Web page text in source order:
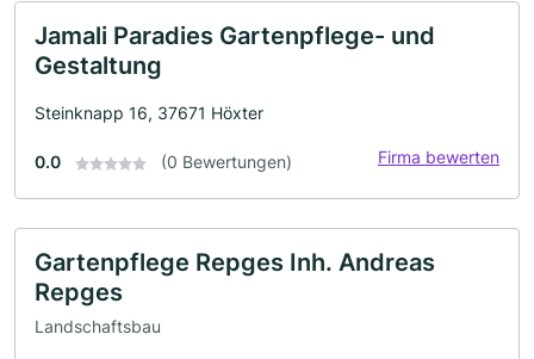
Jamali Paradies Gartenpflege- und
Gestaltung
Steinknapp 16, 37671 Höxter
0.0 (0 Bewertungen) Firma bewerten
Gartenpflege Repges Inh. Andreas
Repges
Landschaftsbau